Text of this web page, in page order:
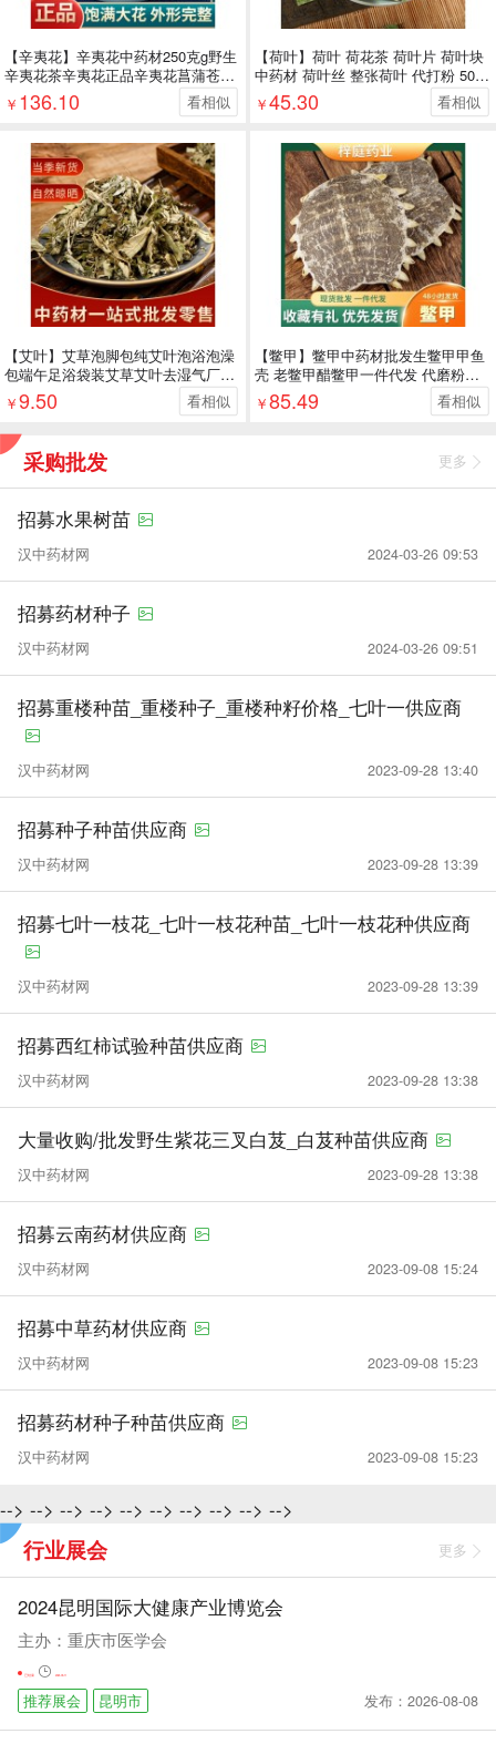
【辛夷花】辛夷花中药材250克g野生
辛夷花茶辛夷花正品辛夷花菖蒲苍术
汤磨粉
￥ 136.10 看相似
【荷叶】荷叶 荷花茶 荷叶片 荷叶块
中药材 荷叶丝 整张荷叶 代打粉 500
￥45.30 看相似
【艾叶】艾草泡脚包纯艾叶泡浴泡澡
包端午足浴袋装艾草艾叶去湿气厂家
批发
￥9.50 看相似
【鳖甲】鳖甲中药材批发生鳖甲甲鱼
壳 老鳖甲醋鳖甲一件代发 代磨粉炙
鳖壳
￥85.49 看相似
采购批发 更多
招募水果树苗
汉中药材网 2024-03-26 09:53
招募药材种子
汉中药材网 2024-03-26 09:51
招募重楼种苗_重楼种子_重楼种籽价格_七叶一供应商
汉中药材网 2023-09-28 13:40
招募种子种苗供应商
汉中药材网 2023-09-28 13:39
招募七叶一枝花_七叶一枝花种苗_七叶一枝花种供应商
汉中药材网 2023-09-28 13:39
招募西红柿试验种苗供应商
汉中药材网 2023-09-28 13:38
大量收购/批发野生紫花三叉白芨_白芨种苗供应商
汉中药材网 2023-09-28 13:38
招募云南药材供应商
汉中药材网 2023-09-08 15:24
招募中草药材供应商
汉中药材网 2023-09-08 15:23
招募药材种子种苗供应商
汉中药材网 2023-09-08 15:23
--> --> --> --> --> --> --> --> --> -->
行业展会 更多
2024昆明国际大健康产业博览会
主办：重庆市医学会
已结束 2024-03-17
推荐展会 昆明市 发布：2026-08-08